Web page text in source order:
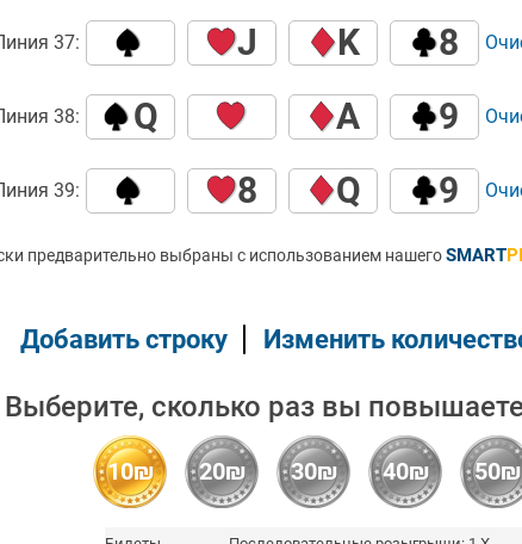
37: J K 8
38: Q A 9
39: 8 Q 9
предварительно выбраны с использованием нашегоSMART
Добавить строку Изменить
Выберите, сколько раз вы
10₪ 20₪ 30₪ 40₪ 50₪